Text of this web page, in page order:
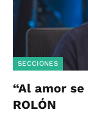
SECCIONES
“Al amor
ROLÓN